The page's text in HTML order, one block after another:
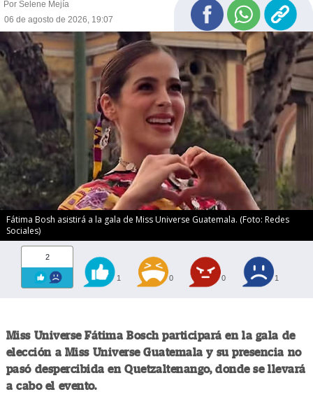
Por Selene Mejía
06 de agosto de 2026, 19:07
Fátima Bosh asistirá a la gala de Miss Universe Guatemala. (Foto: Redes
Sociales)
2
1 0 0 1
Miss Universe Fátima Bosch participará en la gala de
elección a Miss Universe Guatemala y su presencia no
pasó despercibida en Quetzaltenango, donde se llevará
a cabo el evento.